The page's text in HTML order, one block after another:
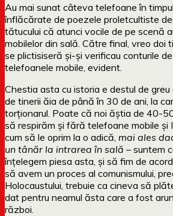
Au mai sunat câteva telefoane în
înflăcărate de poezele proletcultiste
tătucului că atunci vocile de pe scenă
mobilelor din sală. Către final, vreo doi
se plictisiseră și-și verificau conturile
telefoanele mobile, evident.
Chestia asta cu istoria e destul de greu
de tinerii ăia de până în 30 de ani, la
torționarul. Poate că noi ăștia de 40-
să respirăm și fără telefoane mobile și
cum să le oprim la o adică, mai ales
un tânăr la intrarea în sală – suntem
înțelegem piesa asta, și să fim de
să avem un proces al comunismului,
Holocaustului, trebuie ca cineva să
dat pentru neamul ăsta care a fost
război.